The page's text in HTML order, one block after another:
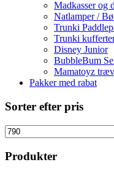
Madkasser og
Natlamper /
Trunki
Trunki
Disney Junior
BubbleBum
Mamatoyz
Pakker med rabat
Sorter efter pris
Mindste
pris
Produkter